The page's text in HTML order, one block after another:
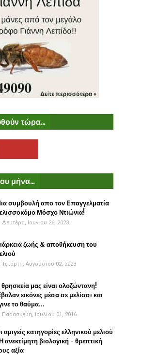
τώρα...
μήνα...
συμβουλή απο τον Επαγγελματία
Μόσχο Ντιώνια!
Δευτέρα, Ιουνίου 26, 2023
ζωής & αποθήκευση του
Τετάρτη, Αυγούστου 02, 2023
μας είναι ολοζώντανη!
εικόνες μέσα σε μελίσσι και
το θαύμα...
Παρασκευή, Ιουλίου 01, 2016
αμιγείς κατηγορίες ελληνικού μελιού
ανεκτίμητη βιολογική - θρεπτική
αξία